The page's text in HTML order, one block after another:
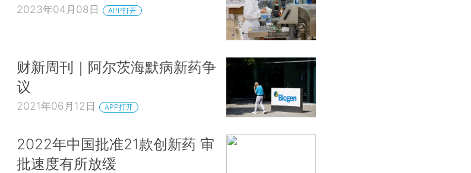
2023年04月08日 APP打开
财新周刊｜阿尔茨海默病新药争
议
2021年06月12日 APP打开
2022年中国批准21款创新药 审
批速度有所放缓